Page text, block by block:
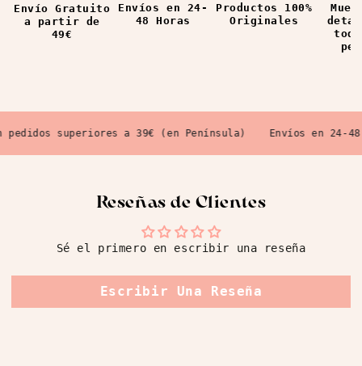
Envío Gratuito
a partir de
49€
Envíos en 24-
48 Horas
Productos 100%
Originales
pedidos superiores a 39€ (en Península) Envíos en 24-48
Reseñas de Clientes
Sé el primero en escribir una reseña
Escribir Una Reseña